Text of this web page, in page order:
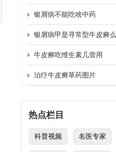
银屑病不能吃啥中药
银屑病甲是寻常型牛皮癣么
牛皮癣吃维生素几管用
治疗牛皮癣草药图片
热点栏目
科普视频 名医专家